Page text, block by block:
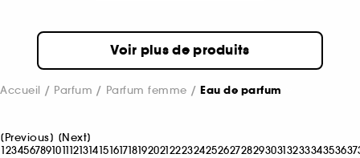
Voir plus de produits
Accueil Parfum Parfum femme Eau de parfum
[Previous] [Next]
12345678910111213141516171819202122232425262728293031323334353637